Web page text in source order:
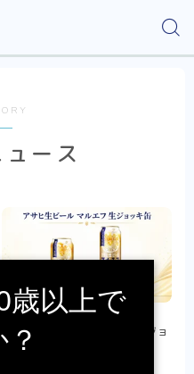
ース
【マルエフ初の生ジョッキ
缶！】『アサヒ生ビール 生ジョ
ッキ缶』が数量限定で新発売
歳以上で